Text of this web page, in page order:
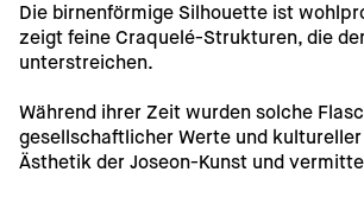
Die birnenförmige Silhouette ist
zeigt feine Craquelé-Strukturen, die
unterstreichen.
Während ihrer Zeit wurden solche
gesellschaftlicher Werte und
Ästhetik der Joseon-Kunst und